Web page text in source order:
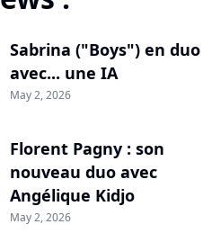
Sabrina ("Boys") en duo
avec... une IA
May 2, 2026
Florent Pagny : son
nouveau duo avec
Angélique Kidjo
May 2, 2026